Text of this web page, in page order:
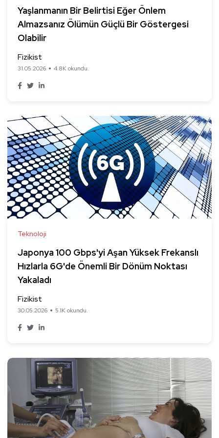
Yaşlanmanın Bir Belirtisi Eğer Önlem
Almazsanız Ölümün Güçlü Bir Göstergesi
Olabilir
Fizikist
31.05.2026 4.8K okundu.
Teknoloji
Japonya 100 Gbps'yi Aşan Yüksek Frekanslı
Hızlarla 6G'de Önemli Bir Dönüm Noktası
Yakaladı
Fizikist
30.05.2026 5.1K okundu.